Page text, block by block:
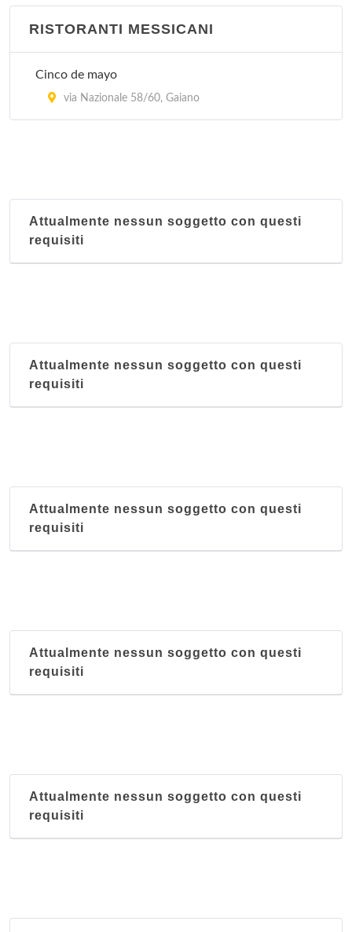
RISTORANTI MESSICANI
Cinco de mayo
via Nazionale 58/60, Gaiano
Attualmente nessun soggetto con questi
requisiti
Attualmente nessun soggetto con questi
requisiti
Attualmente nessun soggetto con questi
requisiti
Attualmente nessun soggetto con questi
requisiti
Attualmente nessun soggetto con questi
requisiti